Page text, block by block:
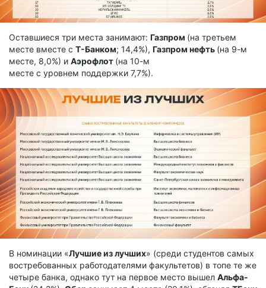
Оставшиеся три места занимают: Газпром (на третьем
месте вместе с Т-Банком; 14,4%), Газпром нефть (на 9-м
месте, 8,0%) и Аэрофлот (на 10-м
месте с уровнем поддержки 7,7%).
В номинации «Лучшие из лучших» (среди студентов самых
востребованных работодателями факультетов) в топе те же
четыре банка, однако тут на первое место вышел Альфа-